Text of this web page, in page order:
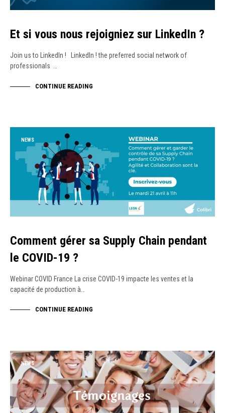
Et si vous nous rejoigniez sur LinkedIn ?
Join us to LinkedIn ! LinkedIn ! the preferred social network of
professionals …
CONTINUE READING
NEWS
Comment gérer sa Supply Chain pendant
le COVID-19 ?
Webinar COVID France La crise COVID-19 impacte les ventes et la
capacité de production à…
CONTINUE READING
NEWS